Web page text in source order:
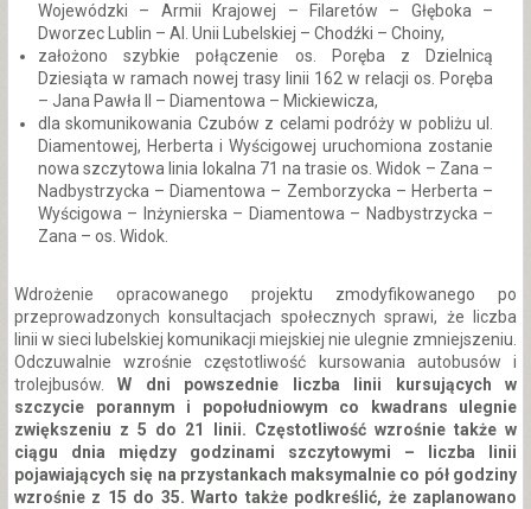
Wojewódzki – Armii Krajowej – Filaretów – Głęboka –
Dworzec Lublin – Al. Unii Lubelskiej – Chodźki – Choiny,
założono szybkie połączenie os. Poręba z Dzielnicą
Dziesiąta w ramach nowej trasy linii 162 w relacji os. Poręba
– Jana Pawła II – Diamentowa – Mickiewicza,
dla skomunikowania Czubów z celami podróży w pobliżu ul.
Diamentowej, Herberta i Wyścigowej uruchomiona zostanie
nowa szczytowa linia lokalna 71 na trasie os. Widok – Zana –
Nadbystrzycka – Diamentowa – Zemborzycka – Herberta –
Wyścigowa – Inżynierska – Diamentowa – Nadbystrzycka –
Zana – os. Widok.
Wdrożenie opracowanego projektu zmodyfikowanego po
przeprowadzonych konsultacjach społecznych sprawi, że liczba
linii w sieci lubelskiej komunikacji miejskiej nie ulegnie zmniejszeniu.
Odczuwalnie wzrośnie częstotliwość kursowania autobusów i
trolejbusów.W dni powszednie liczba linii kursujących w
szczycie porannym i popołudniowym co kwadrans ulegnie
zwiększeniu z 5 do 21 linii. Częstotliwość wzrośnie także w
ciągu dnia między godzinami szczytowymi – liczba linii
pojawiających się na przystankach maksymalnie co pół godziny
wzrośnie z 15 do 35. Warto także podkreślić, że zaplanowano